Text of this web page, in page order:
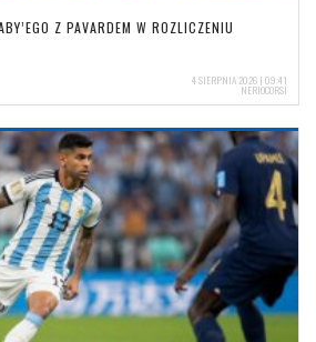
Z PAVARDEM W ROZLICZENIU
4 SIERPNIA 2026 | 09:41
NERIOCORSI